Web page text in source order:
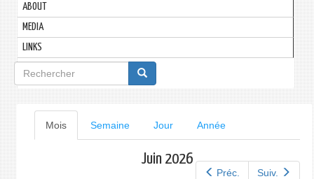
ABOUT
MEDIA
LINKS
Formulaire
de
recherche
Onglets
principaux
Mois(onglet
actif)
Semaine Jour Année
Préc. Suiv.
Juin 2026